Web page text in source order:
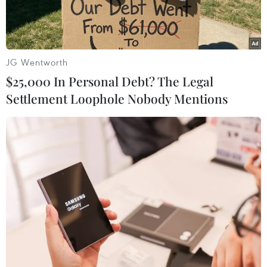
Tàu cao tốc Shinkansen tại Fukuoka, Nhật Bản. (Ảnh:
Theo phóng viên TTXVN tại Nhật Bản, ngày 7/7,
chính quyền tỉnh Shizuoka, miền Trung nước
này, đã phê duyệt việc xây dựng tuyến đường
JG Wentworth
$25,000 In Personal Debt? The Legal
Settlement Loophole Nobody Mentions